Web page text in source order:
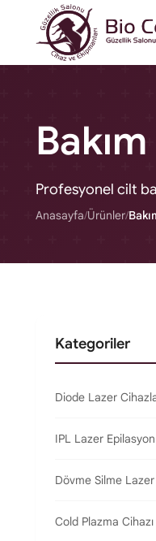
Profesyonel cilt
Anasayfa/Ürünler/
Kategoriler
Diode Lazer
IPL Lazer
Dövme Silme Lazer
Cold Plazma Cihazı